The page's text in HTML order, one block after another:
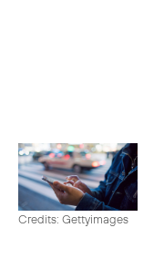
Credits: Gettyimages